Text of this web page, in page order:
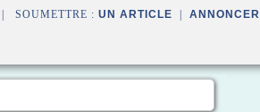
| SOUMETTRE : UN ARTICLE ANNONCER